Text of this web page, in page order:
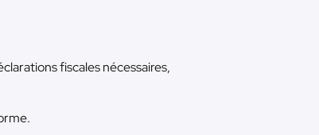
fiscales nécessaires,